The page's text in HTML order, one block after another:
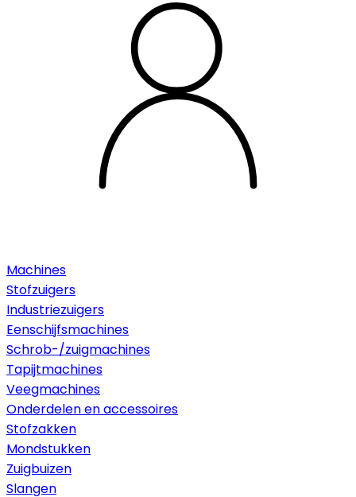
Machines
Stofzuigers
Industriezuigers
Eenschijfsmachines
Schrob-/zuigmachines
Tapijtmachines
Veegmachines
Onderdelen en accessoires
Stofzakken
Mondstukken
Zuigbuizen
Slangen